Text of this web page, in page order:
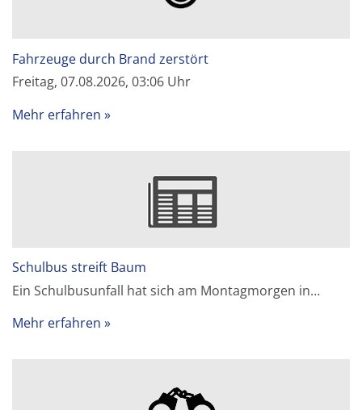
Fahrzeuge durch Brand zerstört
Freitag, 07.08.2026, 03:06 Uhr
Mehr erfahren
Schulbus streift Baum
Ein Schulbusunfall hat sich am Montagmorgen in…
Mehr erfahren